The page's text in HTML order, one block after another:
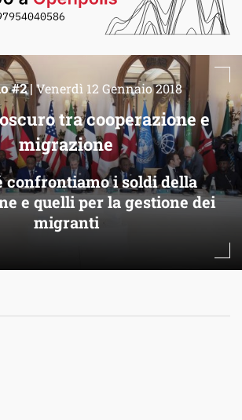
tra cooperazione e
migrazione
confrontiamo i soldi della
e quelli per la gestione dei
migranti
#2 | Venerdì 12 Gennaio 2018